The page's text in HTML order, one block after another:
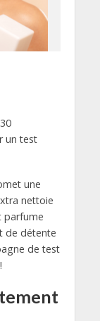
un test
une
nettoie
parfume
de détente
de test